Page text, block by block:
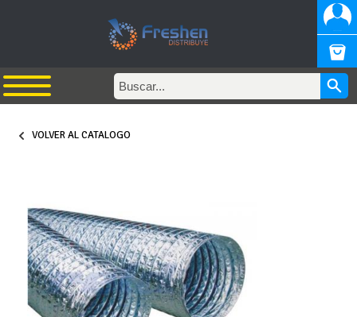
VOLVER AL CATALOGO